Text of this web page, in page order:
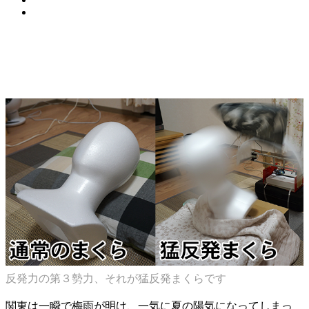
反発力の第３勢力、それが猛反発まくらです
関東は一瞬で梅雨が明け、一気に夏の陽気になってしまっ